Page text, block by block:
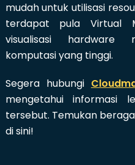
mudah untuk utilisasi
terdapat pula Virtual
visualisasi hardware
komputasi yang tinggi.
Segera hubungi
mengetahui informasi
tersebut. Temukan
di sini!